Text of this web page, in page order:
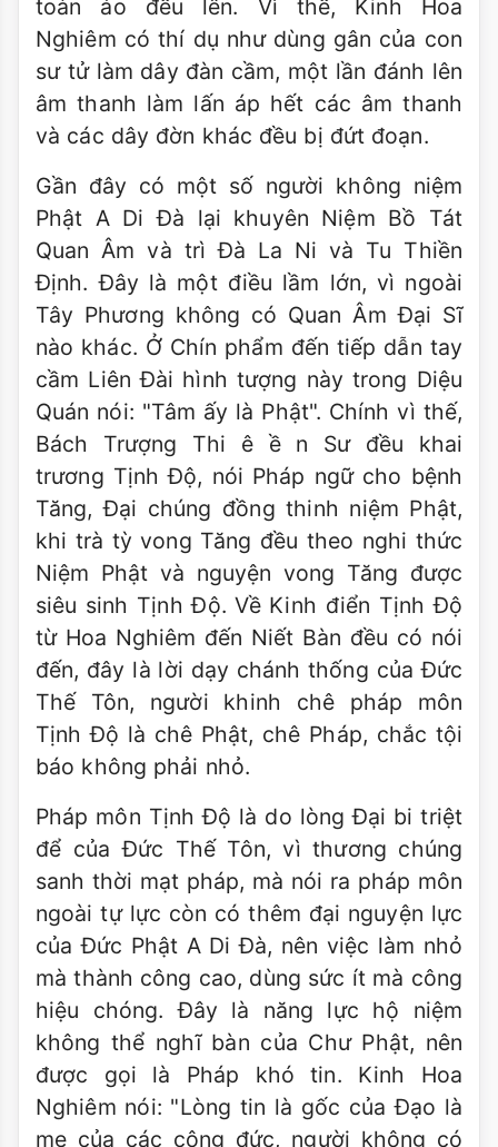
toàn áo đều lên. Vì thế, Kinh Hoa
Nghiêm có thí dụ như dùng gân của con
sư tử làm dây đàn cầm, một lần đánh lên
âm thanh làm lấn áp hết các âm thanh
và các dây đờn khác đều bị đứt đoạn.
Gần đây có một số người không niệm
Phật A Di Đà lại khuyên Niệm Bồ Tát
Quan Âm và trì Đà La Ni và Tu Thiền
Định. Đây là một điều lầm lớn, vì ngoài
Tây Phương không có Quan Âm Đại Sĩ
nào khác. Ở Chín phẩm đến tiếp dẫn tay
cầm Liên Đài hình tượng này trong Diệu
Quán nói: "Tâm ấy là Phật". Chính vì thế,
Bách Trượng Thi ê ề n Sư đều khai
trương Tịnh Độ, nói Pháp ngữ cho bệnh
Tăng, Đại chúng đồng thinh niệm Phật,
khi trà tỳ vong Tăng đều theo nghi thức
Niệm Phật và nguyện vong Tăng được
siêu sinh Tịnh Độ. Về Kinh điển Tịnh Độ
từ Hoa Nghiêm đến Niết Bàn đều có nói
đến, đây là lời dạy chánh thống của Đức
Thế Tôn, người khinh chê pháp môn
Tịnh Độ là chê Phật, chê Pháp, chắc tội
báo không phải nhỏ.
Pháp môn Tịnh Độ là do lòng Đại bi triệt
để của Đức Thế Tôn, vì thương chúng
sanh thời mạt pháp, mà nói ra pháp môn
ngoài tự lực còn có thêm đại nguyện lực
của Đức Phật A Di Đà, nên việc làm nhỏ
mà thành công cao, dùng sức ít mà công
hiệu chóng. Đây là năng lực hộ niệm
không thể nghĩ bàn của Chư Phật, nên
được gọi là Pháp khó tin. Kinh Hoa
Nghiêm nói: "Lòng tin là gốc của Đạo là
mẹ của các công đức, người không có